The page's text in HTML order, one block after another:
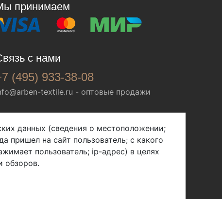
принимаем
с нами
(495) 933-38-08
textile.ru - оптовые продажи
данных (сведения о местоположении;
пришел на сайт пользователь; с какого
пользователь; ip-адрес) в целях
обзоров.